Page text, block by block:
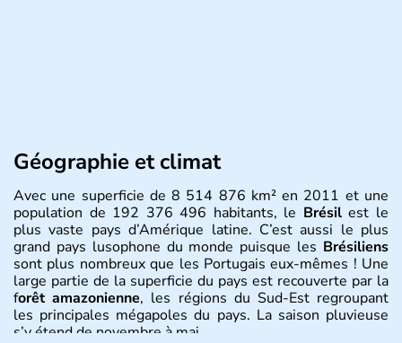
Géographie et climat
Avec une superficie de 8 514 876 km² en 2011 et une
population de 192 376 496 habitants, le Brésilest le
plus vaste pays d’Amérique latine. C’est aussi le plus
grand pays lusophone du monde puisque les Brésiliens
sont plus nombreux que les Portugais eux-mêmes ! Une
large partie de la superficie du pays est recouverte par la
forêt amazonienne, les régions du Sud-Est regroupant
les principales mégapoles du pays. La saison pluvieuse
s’y étend de novembre à mai.